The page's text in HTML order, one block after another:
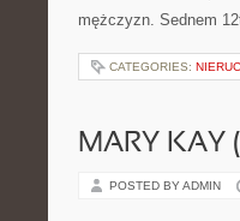
mężczyzn. Sednem
CATEGORIES:
MARY KAY
POSTED BY ADMIN